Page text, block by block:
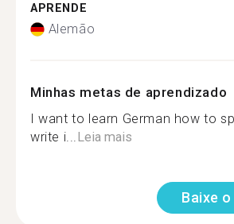
APRENDE
Alemão
Minhas metas de aprendizado
I want to learn German how to
write i...Leia mais
Baixe